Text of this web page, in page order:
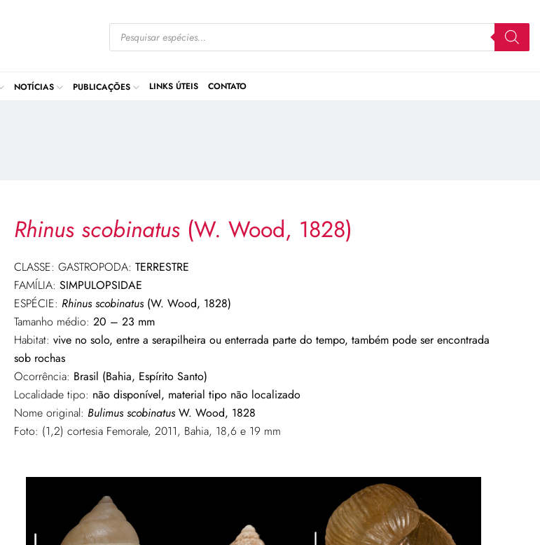
NOTÍCIAS PUBLICAÇÕES LINKS ÚTEIS CONTATO
Rhinus scobinatus (W. Wood, 1828)
CLASSE: GASTROPODA: TERRESTRE
FAMÍLIA: SIMPULOPSIDAE
ESPÉCIE: Rhinus scobinatus(W. Wood, 1828)
Tamanho médio: 20 – 23 mm
Habitat: vive no solo, entre a serapilheira ou enterrada parte do tempo, também pode ser encontrada
sob rochas
Ocorrência: Brasil (Bahia, Espírito Santo)
Localidade tipo: não disponível, material tipo não localizado
Nome original: Bulimus scobinatusW. Wood, 1828
Foto: (1,2) cortesia Femorale, 2011, Bahia, 18,6 e 19 mm